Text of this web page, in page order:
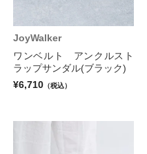
JoyWalker
ワンベルト アンクルスト
ラップサンダル(ブラック)
¥6,710 （税込）